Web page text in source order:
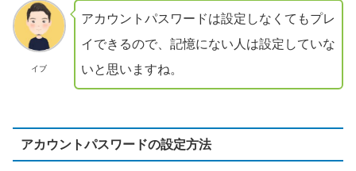
イブ
アカウントパスワードは設定しなくてもプレ
イできるので、記憶にない人は設定していな
いと思いますね。
アカウントパスワードの設定方法